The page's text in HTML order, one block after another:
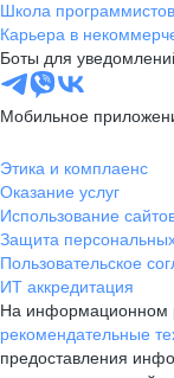
Школа программистов
Карьера в
Боты для
Мобильное
Этика и комплаенс
Оказание услуг
Использование
Защита
Пользовательское
ИТ аккредитация
На информационном
рекомендательные
предоставления